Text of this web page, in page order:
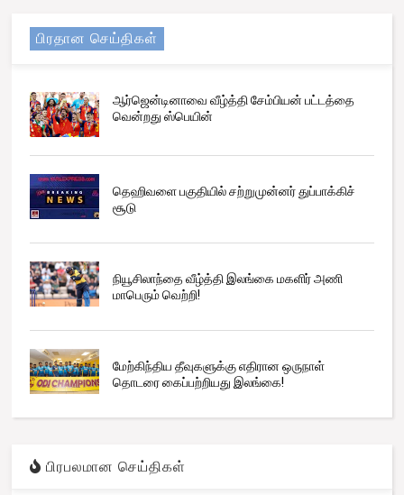
பிரதான செய்திகள்
ஆர்ஜென்டினாவை வீழ்த்தி சேம்பியன் பட்டத்தை
வென்றது ஸ்பெயின்
தெஹிவளை பகுதியில் சற்றுமுன்னர் துப்பாக்கிச்
சூடு
நியூசிலாந்தை வீழ்த்தி இலங்கை மகளிர் அணி
மாபெரும் வெற்றி!
மேற்கிந்திய தீவுகளுக்கு எதிரான ஒருநாள்
தொடரை கைப்பற்றியது இலங்கை!
பிரபலமான செய்திகள்